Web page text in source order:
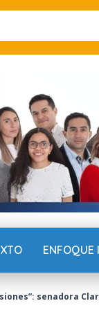
ENFOQUE
senadora